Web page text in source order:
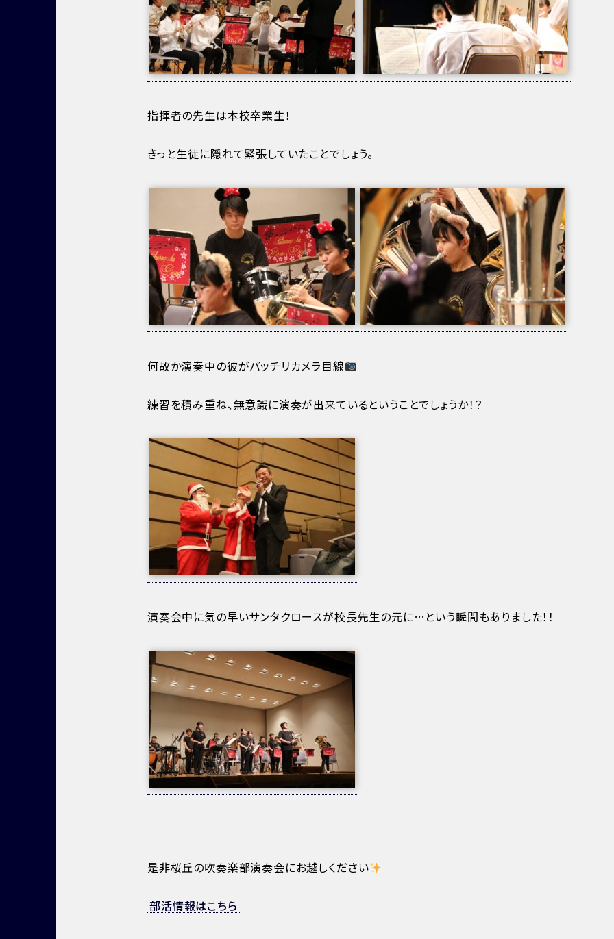
指揮者の先生は本校卒業生！
きっと生徒に隠れて緊張していたことでしょう。
何故か演奏中の彼がバッチリカメラ目線
練習を積み重ね、無意識に演奏が出来ているということでしょうか！？
演奏会中に気の早いサンタクロースが校長先生の元に…という瞬間もありました！！
是非桜丘の吹奏楽部演奏会にお越しください
部活情報はこちら